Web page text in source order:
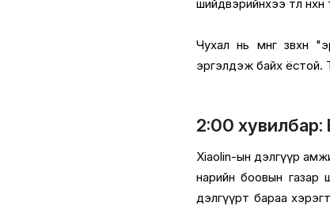
шийдвэрийнхээ төлөө нөхөн
Чухал нь мөнгө зөвхөн
эргэлдэж байх ёстой.
2:00 хувилбар:
Xiaolin-ын дэлгүүр
нарийн боовын газар
дэлгүүрт бараа